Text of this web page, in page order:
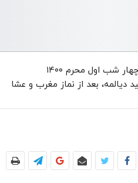
شب اول محرم ۱۴۰۰
دیالمه، بعد از نماز مغرب و عشا